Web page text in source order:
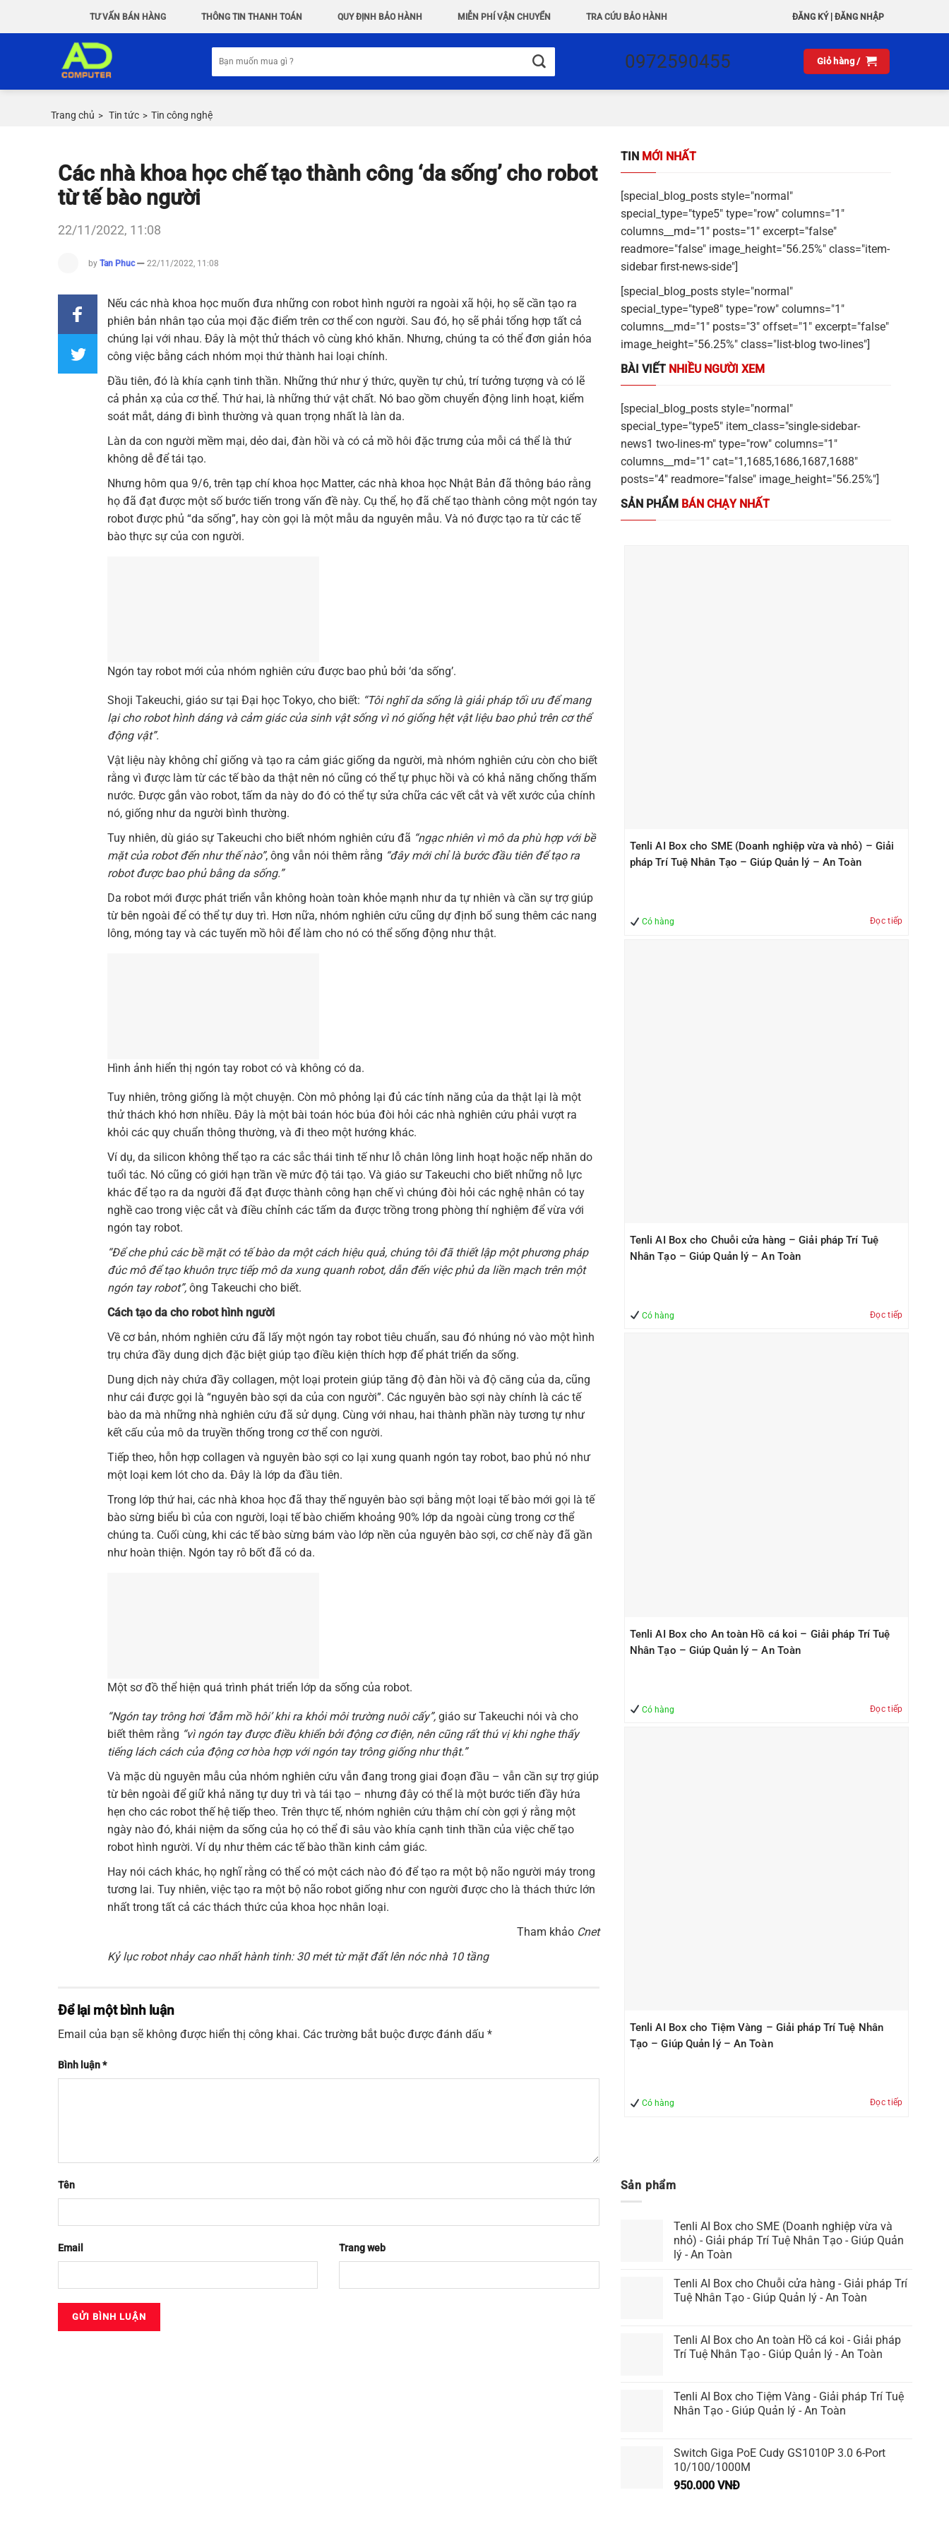
TƯ VẤN BÁN HÀNG THÔNG TIN THANH TOÁN QUY ĐỊNH BẢO HÀNH MIỄN PHÍ VẬN CHUYỂN TRA CỨU BẢO HÀNH ĐĂNG KÝ| ĐĂNG NHẬP
kiếm:
0972590455 Giỏ hàng /
Trang chủ > Tin tức > Tin công nghệ
Các nhà khoa học chế tạo thành công ‘da sống’ cho robot
từ tế bào người
22/11/2022, 11:08
by Tan Phuc 22/11/2022, 11:08
Nếu các nhà khoa học muốn đưa những con robot hình người ra ngoài xã hội, họ sẽ cần tạo ra
phiên bản nhân tạo của mọi đặc điểm trên cơ thể con người. Sau đó, họ sẽ phải tổng hợp tất cả
chúng lại với nhau. Đây là một thử thách vô cùng khó khăn. Nhưng, chúng ta có thể đơn giản hóa
công việc bằng cách nhóm mọi thứ thành hai loại chính.
Đầu tiên, đó là khía cạnh tinh thần. Những thứ như ý thức, quyền tự chủ, trí tưởng tượng và có lẽ
cả phản xạ của cơ thể. Thứ hai, là những thứ vật chất. Nó bao gồm chuyển động linh hoạt, kiểm
soát mắt, dáng đi bình thường và quan trọng nhất là làn da.
Làn da con người mềm mại, dẻo dai, đàn hồi và có cả mồ hôi đặc trưng của mỗi cá thể là thứ
không dễ để tái tạo.
Nhưng hôm qua 9/6, trên tạp chí khoa học Matter, các nhà khoa học Nhật Bản đã thông báo rằng
họ đã đạt được một số bước tiến trong vấn đề này. Cụ thể, họ đã chế tạo thành công một ngón tay
robot được phủ “da sống”, hay còn gọi là một mẫu da nguyên mẫu. Và nó được tạo ra từ các tế
bào thực sự của con người.
Ngón tay robot mới của nhóm nghiên cứu được bao phủ bởi ‘da sống’.
Shoji Takeuchi, giáo sư tại Đại học Tokyo, cho biết: “Tôi nghĩ da sống là giải pháp tối ưu để mang
lại cho robot hình dáng và cảm giác của sinh vật sống vì nó giống hệt vật liệu bao phủ trên cơ thể
động vật”.
Vật liệu này không chỉ giống và tạo ra cảm giác giống da người, mà nhóm nghiên cứu còn cho biết
rằng vì được làm từ các tế bào da thật nên nó cũng có thể tự phục hồi và có khả năng chống thấm
nước. Được gắn vào robot, tấm da này do đó có thể tự sửa chữa các vết cắt và vết xước của chính
nó, giống như da người bình thường.
Tuy nhiên, dù giáo sự Takeuchi cho biết nhóm nghiên cứu đã “ngạc nhiên vì mô da phù hợp với bề
mặt của robot đến như thế nào”, ông vẫn nói thêm rằng “đây mới chỉ là bước đầu tiên để tạo ra
robot được bao phủ bằng da sống.”
Da robot mới được phát triển vẫn không hoàn toàn khỏe mạnh như da tự nhiên và cần sự trợ giúp
từ bên ngoài để có thể tự duy trì. Hơn nữa, nhóm nghiên cứu cũng dự định bổ sung thêm các nang
lông, móng tay và các tuyến mồ hôi để làm cho nó có thể sống động như thật.
Hình ảnh hiển thị ngón tay robot có và không có da.
Tuy nhiên, trông giống là một chuyện. Còn mô phỏng lại đủ các tính năng của da thật lại là một
thử thách khó hơn nhiều. Đây là một bài toán hóc búa đòi hỏi các nhà nghiên cứu phải vượt ra
khỏi các quy chuẩn thông thường, và đi theo một hướng khác.
Ví dụ, da silicon không thể tạo ra các sắc thái tinh tế như lỗ chân lông linh hoạt hoặc nếp nhăn do
tuổi tác. Nó cũng có giới hạn trần về mức độ tái tạo. Và giáo sư Takeuchi cho biết những nỗ lực
khác để tạo ra da người đã đạt được thành công hạn chế vì chúng đòi hỏi các nghệ nhân có tay
nghề cao trong việc cắt và điều chỉnh các tấm da được trồng trong phòng thí nghiệm để vừa với
ngón tay robot.
“Để che phủ các bề mặt có tế bào da một cách hiệu quả, chúng tôi đã thiết lập một phương pháp
đúc mô để tạo khuôn trực tiếp mô da xung quanh robot, dẫn đến việc phủ da liền mạch trên một
ngón tay robot”, ông Takeuchi cho biết.
Cách tạo da cho robot hình người
Về cơ bản, nhóm nghiên cứu đã lấy một ngón tay robot tiêu chuẩn, sau đó nhúng nó vào một hình
trụ chứa đầy dung dịch đặc biệt giúp tạo điều kiện thích hợp để phát triển da sống.
Dung dịch này chứa đầy collagen, một loại protein giúp tăng độ đàn hồi và độ căng của da, cũng
như cái được gọi là “nguyên bào sợi da của con người”. Các nguyên bào sợi này chính là các tế
bào da mà những nhà nghiên cứu đã sử dụng. Cùng với nhau, hai thành phần này tương tự như
kết cấu của mô da truyền thống trong cơ thể con người.
Tiếp theo, hỗn hợp collagen và nguyên bào sợi co lại xung quanh ngón tay robot, bao phủ nó như
một loại kem lót cho da. Đây là lớp da đầu tiên.
Trong lớp thứ hai, các nhà khoa học đã thay thế nguyên bào sợi bằng một loại tế bào mới gọi là tế
bào sừng biểu bì của con người, loại tế bào chiếm khoảng 90% lớp da ngoài cùng trong cơ thể
chúng ta. Cuối cùng, khi các tế bào sừng bám vào lớp nền của nguyên bào sợi, cơ chế này đã gần
như hoàn thiện. Ngón tay rô bốt đã có da.
Một sơ đồ thể hiện quá trình phát triển lớp da sống của robot.
“Ngón tay trông hơi ‘đẫm mồ hôi’ khi ra khỏi môi trường nuôi cấy”, giáo sư Takeuchi nói và cho
biết thêm rằng “vì ngón tay được điều khiển bởi động cơ điện, nên cũng rất thú vị khi nghe thấy
tiếng lách cách của động cơ hòa hợp với ngón tay trông giống như thật.”
Và mặc dù nguyên mẫu của nhóm nghiên cứu vẫn đang trong giai đoạn đầu – vẫn cần sự trợ giúp
từ bên ngoài để giữ khả năng tự duy trì và tái tạo – nhưng đây có thể là một bước tiến đầy hứa
hẹn cho các robot thế hệ tiếp theo. Trên thực tế, nhóm nghiên cứu thậm chí còn gợi ý rằng một
ngày nào đó, khái niệm da sống của họ có thể đi sâu vào khía cạnh tinh thần của việc chế tạo
robot hình người. Ví dụ như thêm các tế bào thần kinh cảm giác.
Hay nói cách khác, họ nghĩ rằng có thể có một cách nào đó để tạo ra một bộ não người máy trong
tương lai. Tuy nhiên, việc tạo ra một bộ não robot giống như con người được cho là thách thức lớn
nhất trong tất cả các thách thức của khoa học nhân loại.
Tham khảo Cnet
Kỷ lục robot nhảy cao nhất hành tinh: 30 mét từ mặt đất lên nóc nhà 10 tầng
Để lại một bình luận
Email của bạn sẽ không được hiển thị công khai. Các trường bắt buộc được đánh dấu *
Bình luận*
Tên
Email Trang web
TIN MỚI NHẤT
[special_blog_posts style="normal"
special_type="type5" type="row" columns="1"
columns__md="1" posts="1" excerpt="false"
readmore="false" image_height="56.25%" class="item-
sidebar first-news-side"]
[special_blog_posts style="normal"
special_type="type8" type="row" columns="1"
columns__md="1" posts="3" offset="1" excerpt="false"
image_height="56.25%" class="list-blog two-lines"]
BÀI VIẾT NHIỀU NGƯỜI XEM
[special_blog_posts style="normal"
special_type="type5" item_class="single-sidebar-
news1 two-lines-m" type="row" columns="1"
columns__md="1" cat="1,1685,1686,1687,1688"
posts="4" readmore="false" image_height="56.25%"]
SẢN PHẨM BÁN CHẠY NHẤT
Tenli AI Box cho SME (Doanh nghiệp vừa và nhỏ) – Giải
pháp Trí Tuệ Nhân Tạo – Giúp Quản lý – An Toàn
Có hàng Đọc tiếp
Tenli AI Box cho Chuỗi cửa hàng – Giải pháp Trí Tuệ
Nhân Tạo – Giúp Quản lý – An Toàn
Có hàng Đọc tiếp
Tenli AI Box cho An toàn Hồ cá koi – Giải pháp Trí Tuệ
Nhân Tạo – Giúp Quản lý – An Toàn
Có hàng Đọc tiếp
Tenli AI Box cho Tiệm Vàng – Giải pháp Trí Tuệ Nhân
Tạo – Giúp Quản lý – An Toàn
Có hàng Đọc tiếp
Sản phẩm
Tenli AI Box cho SME (Doanh nghiệp vừa và
nhỏ) - Giải pháp Trí Tuệ Nhân Tạo - Giúp Quản
lý - An Toàn
Tenli AI Box cho Chuỗi cửa hàng - Giải pháp Trí
Tuệ Nhân Tạo - Giúp Quản lý - An Toàn
Tenli AI Box cho An toàn Hồ cá koi - Giải pháp
Trí Tuệ Nhân Tạo - Giúp Quản lý - An Toàn
Tenli AI Box cho Tiệm Vàng - Giải pháp Trí Tuệ
Nhân Tạo - Giúp Quản lý - An Toàn
Switch Giga PoE Cudy GS1010P 3.0 6-Port
10/100/1000M
950.000 VNĐ